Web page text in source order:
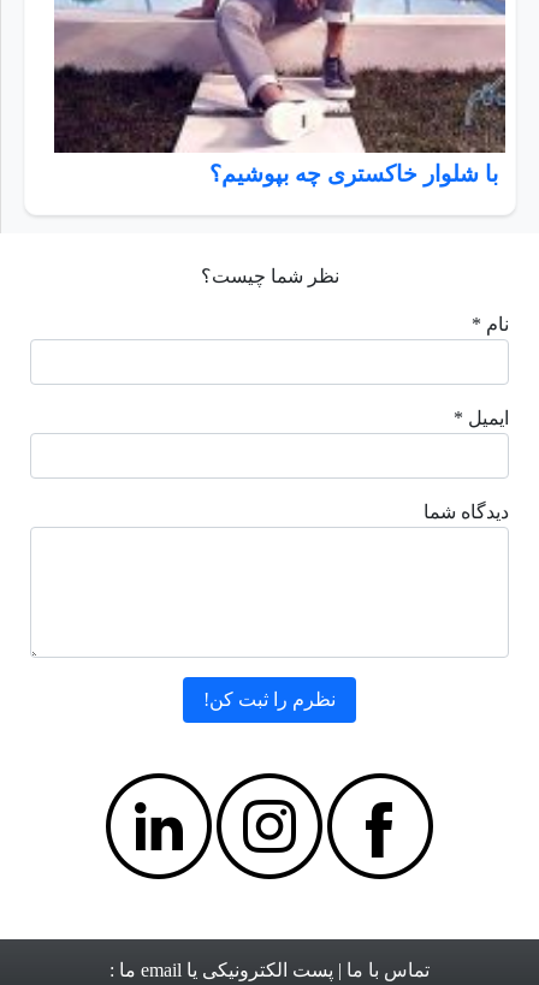
با شلوار خاکستری چه بپوشیم؟
نظر شما چیست؟
نام *
ایمیل *
دیدگاه شما
تماس با ما | پست الکترونیکی یا email ما :